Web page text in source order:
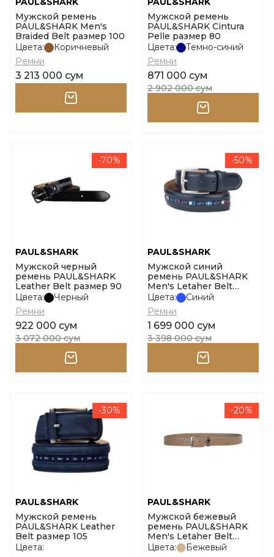
Мужской ремень
PAUL&SHARK Men's
Braided Belt размер 100
Цвета:
Коричневый
Ремни
3 213 000 сум
Мужской ремень
PAUL&SHARK Cintura
Pelle размер 80
Цвета:
Темно-синий
Ремни
871 000 сум
2 902 000 сум
-70%
PAUL&SHARK
Мужской черный
ремень PAUL&SHARK
Leather Belt размер 90
Цвета:
Черный
Ремни
922 000 сум
3 072 000 сум
-50%
PAUL&SHARK
Мужской синий
ремень PAUL&SHARK
Men's Letaher Belt
размер 100
Цвета:
Синий
Ремни
1 699 000 сум
3 398 000 сум
-30%
PAUL&SHARK
Мужской ремень
PAUL&SHARK Leather
Belt размер 105
Цвета:
-20%
PAUL&SHARK
Мужской бежевый
ремень PAUL&SHARK
Men's Letaher Belt
размер 105
Цвета:
Бежевый